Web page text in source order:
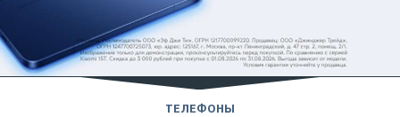
ТЕЛЕФОНЫ